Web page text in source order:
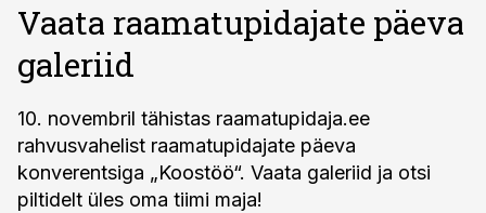
Vaata raamatupidajate päeva
galeriid
10. novembril tähistas raamatupidaja.ee
rahvusvahelist raamatupidajate päeva
konverentsiga „Koostöö“. Vaata galeriid ja otsi
piltidelt üles oma tiimi maja!